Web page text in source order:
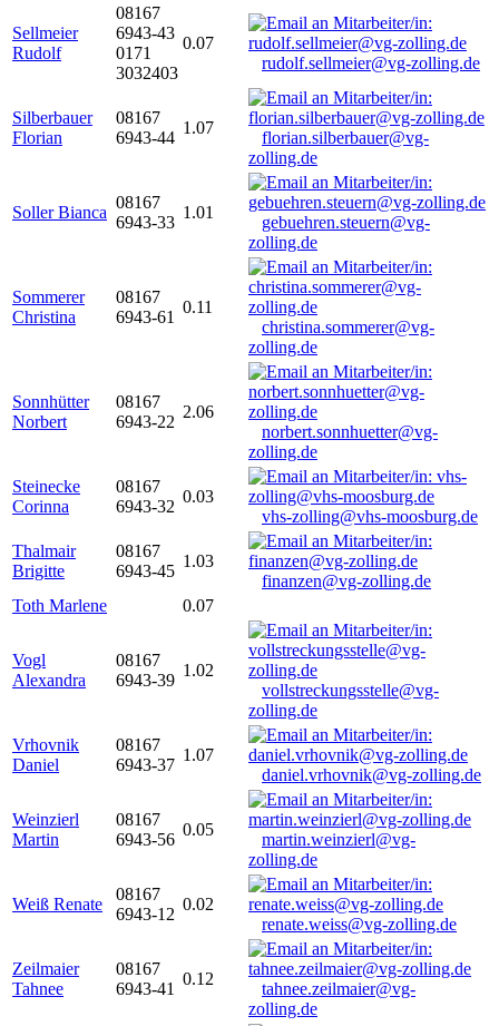
Sellmeier
Rudolf
08167
6943-43
0171
3032403
0.07
rudolf.sellmeier@vg-zolling.de
Silberbauer
Florian
08167
6943-44
1.07
florian.silberbauer@vg-
zolling.de
Soller Bianca
08167
6943-33
1.01
gebuehren.steuern@vg-
zolling.de
Sommerer
Christina
08167
6943-61
0.11
christina.sommerer@vg-
zolling.de
Sonnhütter
Norbert
08167
6943-22
2.06
norbert.sonnhuetter@vg-
zolling.de
Steinecke
Corinna
08167
6943-32
0.03
vhs-zolling@vhs-moosburg.de
Thalmair
Brigitte
08167
6943-45
1.03
finanzen@vg-zolling.de
Toth Marlene
0.07
Vogl
Alexandra
08167
6943-39
1.02
vollstreckungsstelle@vg-
zolling.de
Vrhovnik
Daniel
08167
6943-37
1.07
daniel.vrhovnik@vg-zolling.de
Weinzierl
Martin
08167
6943-56
0.05
martin.weinzierl@vg-
zolling.de
Weiß Renate
08167
6943-12
0.02
renate.weiss@vg-zolling.de
Zeilmaier
Tahnee
08167
6943-41
0.12
tahnee.zeilmaier@vg-
zolling.de